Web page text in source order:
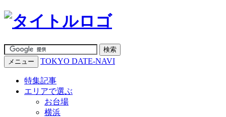
メニュー TOKYO DATE-NAVI
特集記事
エリアで選ぶ
お台場
横浜